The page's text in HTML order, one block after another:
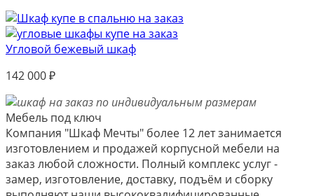
Угловой бежевый шкаф
142 000₽
Мебель под ключ
Компания "Шкаф Мечты" более 12 лет занимается
изготовлением и продажей корпусной мебели на
заказ любой сложности. Полный комплекс услуг -
замер, изготовление, доставку, подъём и сборку